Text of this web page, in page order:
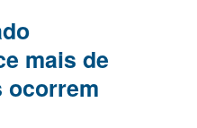
mais de
ocorrem